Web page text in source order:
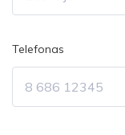
Telefonas